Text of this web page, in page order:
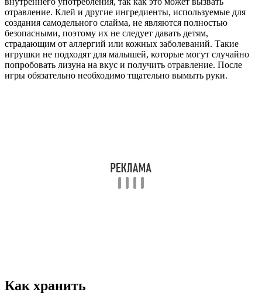
отравление. Клей и другие ингредиенты, используемые для
создания самодельного слайма, не являются полностью
безопасными, поэтому их не следует давать детям,
страдающим от аллергий или кожных заболеваний. Такие
игрушки не подходят для малышей, которые могут случайно
попробовать лизуна на вкус и получить отравление. После
игры обязательно необходимо тщательно вымыть руки.
Как хранить